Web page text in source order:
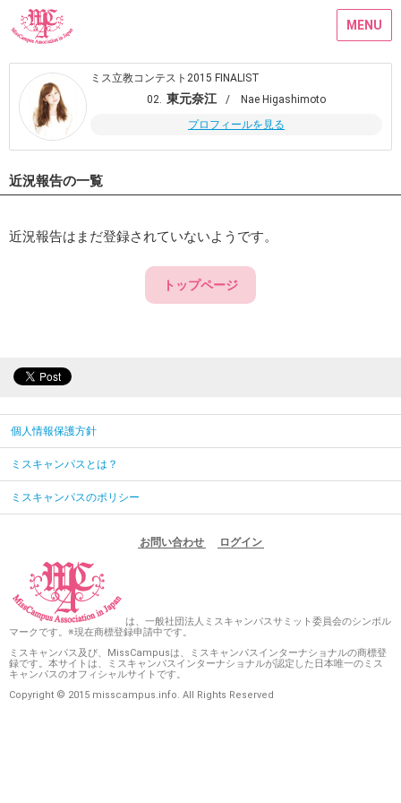
MENU
ミス立教コンテスト2015 FINALIST
02. 東元奈江
/ Nae Higashimoto
プロフィールを見る
近況報告の一覧
近況報告はまだ登録されていないようです。
トップページ
個人情報保護方針
ミスキャンパスとは？
ミスキャンパスのポリシー
お問い合わせ ログイン
は、一般社団法人ミスキャンパスサミット委員会のシンボル
マークです。※現在商標登録申請中です。
ミスキャンパス及び、MissCampusは、ミスキャンパスインターナショナルの商標登
録です。本サイトは、ミスキャンパスインターナショナルが認定した日本唯一のミス
キャンパスのオフィシャルサイトです。
Copyright © 2015 misscampus.info. All Rights Reserved